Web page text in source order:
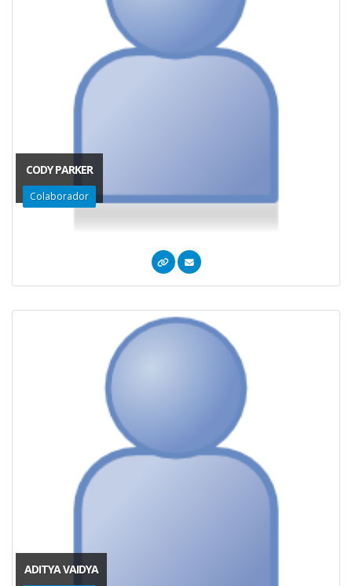
CODY PARKER
Colaborador
ADITYA VAIDYA